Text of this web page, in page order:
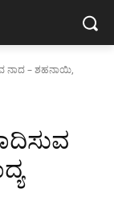
ನಾದ – ಶಹನಾಯಿ,